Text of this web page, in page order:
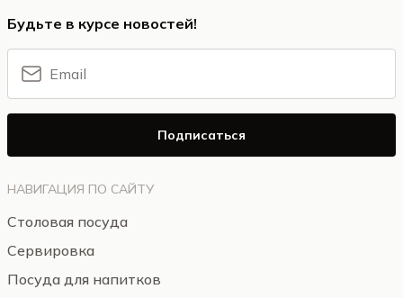
НАВИГАЦИЯ ПО САЙТУ
Столовая посуда
Сервировка
Посуда для напитков
Будьте в курсе новостей!
Подписаться